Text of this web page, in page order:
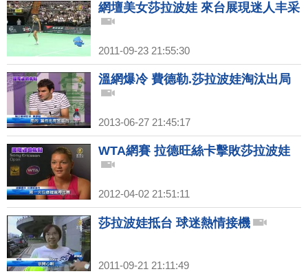
網壇美女莎拉波娃 來台展現迷人丰采
2011-09-23 21:55:30
溫網爆冷 費德勒.莎拉波娃淘汰出局
2013-06-27 21:45:17
WTA網賽 拉德旺絲卡擊敗莎拉波娃
2012-04-02 21:51:11
莎拉波娃抵台 球迷熱情接機
2011-09-21 21:11:49